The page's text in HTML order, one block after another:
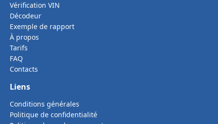
Vérification VIN
Décodeur
Exemple de rapport
À propos
Tarifs
FAQ
Contacts
Liens
Conditions générales
Politique de confidentialité